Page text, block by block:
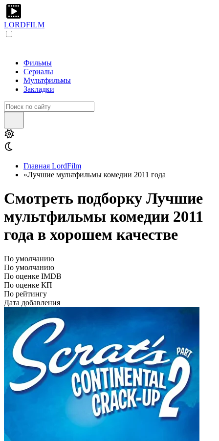
LORDFILM
Фильмы
Сериалы
Мультфильмы
Закладки
Главная LordFilm
»Лучшие мультфильмы комедии 2011 года
Смотреть подборку Лучшие
мультфильмы комедии 2011
года в хорошем качестве
По умолчанию
По умолчанию
По оценке IMDB
По оценке КП
По рейтингу
Дата добавления